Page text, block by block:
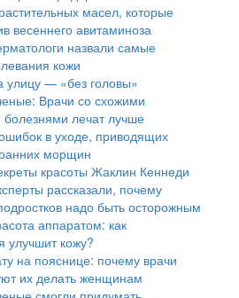
масел, которые
весеннего авитаминоза
назвали самые
кожи
улицу — «без головы»
Врачи со схожими
лечат лучше
в уходе, приводящих
морщин
красоты Жаклин Кеннеди
рассказали, почему
надо быть осторожным
аппаратом: как
улучшит кожу?
на пояснице: почему врачи
их делать женщинам